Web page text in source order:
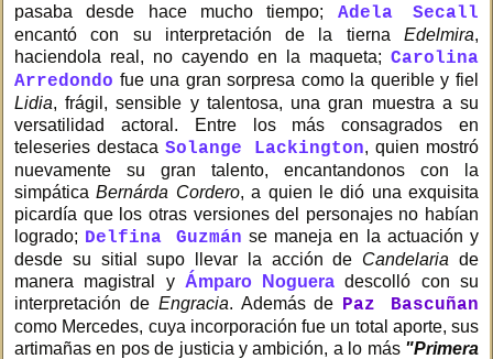
pasaba desde hace mucho tiempo; Adela Secall
encantó con su interpretación de la tierna Edelmira,
haciendola real, no cayendo en la maqueta; Carolina
Arredondo fue una gran sorpresa como la querible y fiel
Lidia, frágil, sensible y talentosa, una gran muestra a su
versatilidad actoral. Entre los más consagrados en
teleseries destaca Solange Lackington, quien mostró
nuevamente su gran talento, encantandonos con la
simpáticaBernárda Cordero, a quien le dió una exquisita
picardía que los otras versiones del personajes no habían
logrado; Delfina Guzmán se maneja en la actuación y
desde su sitial supo llevar la acción de Candelaria de
manera magistral y Ámparo Noguera descolló con su
interpretación de Engracia. Además de Paz Bascuñan
como Mercedes, cuya incorporación fue un total aporte, sus
artimañas en pos de justicia y ambición, a lo más "Primera